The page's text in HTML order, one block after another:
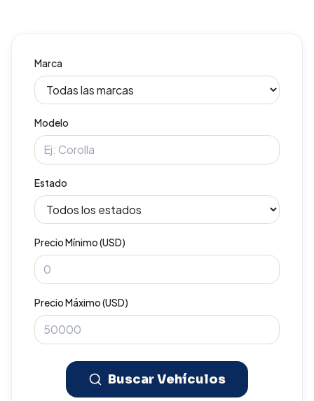
Marca
Modelo
Estado
Precio Mínimo (USD)
Precio Máximo (USD)
Buscar Vehículos